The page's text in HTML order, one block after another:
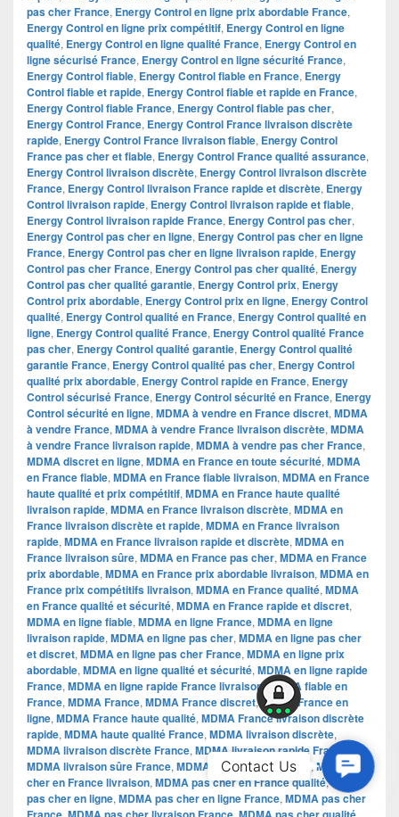
pas cher France, Energy Control en ligne prix abordable France,
Energy Control en ligne prix compétitif, Energy Control en ligne
qualité, Energy Control en ligne qualité France, Energy Control en
ligne sécurisé France, Energy Control en ligne sécurité France,
Energy Control fiable, Energy Control fiable en France, Energy
Control fiable et rapide, Energy Control fiable et rapide en France,
Energy Control fiable France, Energy Control fiable pas cher,
Energy Control France, Energy Control France livraison discrète
rapide, Energy Control France livraison fiable, Energy Control
France pas cher et fiable, Energy Control France qualité assurance,
Energy Control livraison discrète, Energy Control livraison discrète
France, Energy Control livraison France rapide et discrète, Energy
Control livraison rapide, Energy Control livraison rapide et fiable,
Energy Control livraison rapide France, Energy Control pas cher,
Energy Control pas cher en ligne, Energy Control pas cher en ligne
France, Energy Control pas cher en ligne livraison rapide, Energy
Control pas cher France, Energy Control pas cher qualité, Energy
Control pas cher qualité garantie, Energy Control prix, Energy
Control prix abordable, Energy Control prix en ligne, Energy Control
qualité, Energy Control qualité en France, Energy Control qualité en
ligne, Energy Control qualité France, Energy Control qualité France
pas cher, Energy Control qualité garantie, Energy Control qualité
garantie France, Energy Control qualité pas cher, Energy Control
qualité prix abordable, Energy Control rapide en France, Energy
Control sécurisé France, Energy Control sécurité en France, Energy
Control sécurité en ligne, MDMA à vendre en France discret, MDMA
à vendre France, MDMA à vendre France livraison discrète, MDMA
à vendre France livraison rapide, MDMA à vendre pas cher France,
MDMA discret en ligne, MDMA en France en toute sécurité, MDMA
en France fiable, MDMA en France fiable livraison, MDMA en France
haute qualité et prix compétitif, MDMA en France haute qualité
livraison rapide, MDMA en France livraison discrète, MDMA en
France livraison discrète et rapide, MDMA en France livraison
rapide, MDMA en France livraison rapide et discrète, MDMA en
France livraison sûre, MDMA en France pas cher, MDMA en France
prix abordable, MDMA en France prix abordable livraison, MDMA en
France prix compétitifs livraison, MDMA en France qualité, MDMA
en France qualité et sécurité, MDMA en France rapide et discret,
MDMA en ligne fiable, MDMA en ligne France, MDMA en ligne
livraison rapide, MDMA en ligne pas cher, MDMA en ligne pas cher
et discret, MDMA en ligne pas cher France, MDMA en ligne prix
abordable, MDMA en ligne qualité et sécurité, MDMA en ligne rapide
France, MDMA en ligne rapide France livraison,MDMA fiable en
France, MDMA France, MDMA France discret, MDMA France en
ligne, MDMA France haute qualité, MDMA France livraison discrète
rapide, MDMA haute qualité France, MDMA livraison discrète,
MDMA livraison discrète France, MDMA livraison rapide France
MDMA livraison sûre France, MDMA pas cher en France
MDMA pas
cher en France livraison, MDMA pas cher en France qualité,MDMA
pas cher en ligne, MDMA pas cher en ligne France, MDMA pas cher
Us
Contact Us